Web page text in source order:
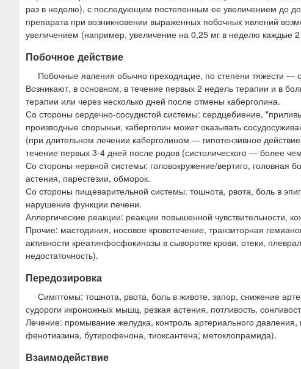
раз в неделю), с последующим постепенным ее увеличением до
препарата при возникновении выраженных побочных явлений
увеличением (например, увеличение на 0,25 мг в неделю каждые
Побочное действие
Побочные явления обычно преходящие, по степени тяжести —
Возникают, в основном, в течение первых 2 недель терапии и в
терапии или через несколько дней после отмены каберголина.
Со стороны сердечно-сосудистой системы: сердцебиение,
производные спорыньи, каберголин может оказывать
(при длительном лечении каберголином — гипотензивное
течение первых 3-4 дней после родов (систолического — более
Со стороны нервной системы: головокружение/вертиго, головная
астения, парестезии, обморок.
Со стороны пищеварительной системы: тошнота, рвота, боль в
нарушение функции печени.
Аллергические реакции: реакции повышенной чувствительности,
Прочие: мастодиния, носовое кровотечение, транзиторная
активности креатинфосфокиназы в сыворотке крови, отеки,
недостаточность).
Передозировка
Симптомы: тошнота, рвота, боль в животе, запор, снижение
судороги икроножных мышц, резкая астения, потливость,
Лечение: промывание желудка, контроль артериального
фенотиазина, бутирофенона, тиоксантена; метоклопрамида).
Взаимодействие